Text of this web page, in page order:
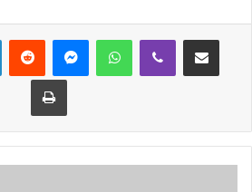
LinkedInReddit MessengerWhatsAppViber Share via Email
Print